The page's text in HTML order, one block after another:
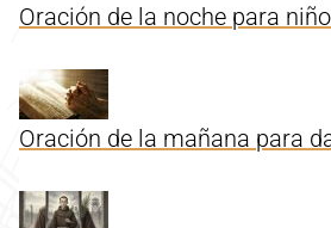
Oración de la noche para
Oración de la mañana para